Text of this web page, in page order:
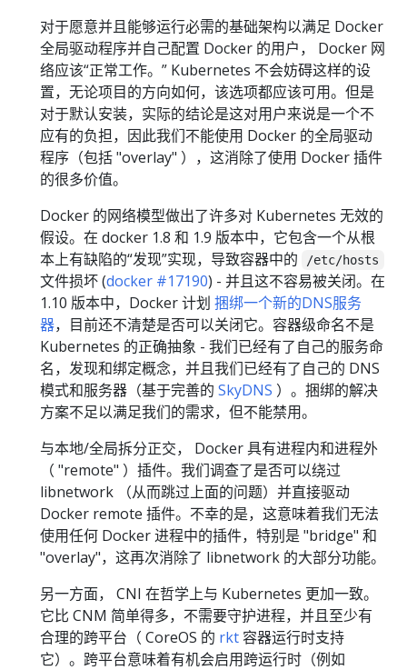
对于愿意并且能够运行必需的基础架构以满足 Docker
全局驱动程序并自己配置 Docker 的用户， Docker 网
络应该“正常工作。” Kubernetes 不会妨碍这样的设
置，无论项目的方向如何，该选项都应该可用。但是
对于默认安装，实际的结论是这对用户来说是一个不
应有的负担，因此我们不能使用 Docker 的全局驱动
程序（包括 "overlay" ），这消除了使用 Docker 插件
的很多价值。
Docker 的网络模型做出了许多对 Kubernetes 无效的
假设。在 docker 1.8 和 1.9 版本中，它包含一个从根
本上有缺陷的“发现”实现，导致容器中的
/etc/hosts
文件损坏 (docker #17190) - 并且这不容易被关闭。在
1.10 版本中，Docker 计划 捆绑一个新的DNS服务
器，目前还不清楚是否可以关闭它。容器级命名不是
Kubernetes 的正确抽象 - 我们已经有了自己的服务命
名，发现和绑定概念，并且我们已经有了自己的 DNS
模式和服务器（基于完善的 SkyDNS ）。捆绑的解决
方案不足以满足我们的需求，但不能禁用。
与本地/全局拆分正交， Docker 具有进程内和进程外
（ "remote" ）插件。我们调查了是否可以绕过
libnetwork （从而跳过上面的问题）并直接驱动
Docker remote 插件。不幸的是，这意味着我们无法
使用任何 Docker 进程中的插件，特别是 "bridge" 和
"overlay"，这再次消除了 libnetwork 的大部分功能。
另一方面， CNI 在哲学上与 Kubernetes 更加一致。
它比 CNM 简单得多，不需要守护进程，并且至少有
合理的跨平台（ CoreOS 的 rkt 容器运行时支持
它）。跨平台意味着有机会启用跨运行时（例如